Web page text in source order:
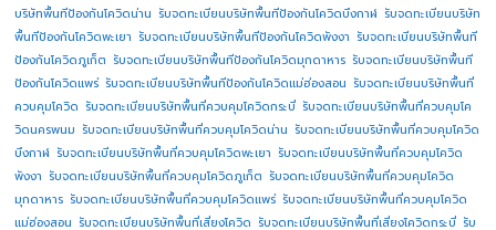
บริษัทพื้นทีป้องกันโควิดน่าน รับจดทะเบียนบริษัทพื้นทีป้องกันโควิดบึงกาฬ รับจดทะเบียนบริษัท
พื้นทีป้องกันโควิดพะเยา รับจดทะเบียนบริษัทพื้นทีป้องกันโควิดพังงา รับจดทะเบียนบริษัทพื้นที
ป้องกันโควิดภูเก็ต รับจดทะเบียนบริษัทพื้นทีป้องกันโควิดมุกดาหาร รับจดทะเบียนบริษัทพื้นที
ป้องกันโควิดแพร่ รับจดทะเบียนบริษัทพื้นทีป้องกันโควิดแม่ฮ่องสอน รับจดทะเบียนบริษัทพื้นที่
ควบคุมโควิด รับจดทะเบียนบริษัทพื้นที่ควบคุมโควิดกระบี่ รับจดทะเบียนบริษัทพื้นที่ควบคุมโค
วิดนครพนม รับจดทะเบียนบริษัทพื้นที่ควบคุมโควิดน่าน รับจดทะเบียนบริษัทพื้นที่ควบคุมโควิด
บึงกาฬ รับจดทะเบียนบริษัทพื้นที่ควบคุมโควิดพะเยา รับจดทะเบียนบริษัทพื้นที่ควบคุมโควิด
พังงา รับจดทะเบียนบริษัทพื้นที่ควบคุมโควิดภูเก็ต รับจดทะเบียนบริษัทพื้นที่ควบคุมโควิด
มุกดาหาร รับจดทะเบียนบริษัทพื้นที่ควบคุมโควิดแพร่ รับจดทะเบียนบริษัทพื้นที่ควบคุมโควิด
แม่ฮ่องสอน รับจดทะเบียนบริษัทพื้นที่เสี่ยงโควิด รับจดทะเบียนบริษัทพื้นที่เสี่ยงโควิดกระบี่ รับ